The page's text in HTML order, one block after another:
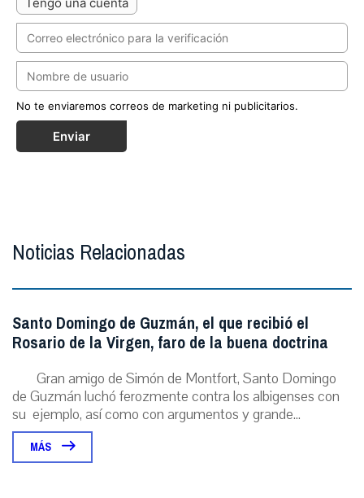
No te enviaremos correos de marketing ni publicitarios.
Enviar
Noticias Relacionadas
Santo Domingo de Guzmán, el que recibió el
Rosario de la Virgen, faro de la buena doctrina
Gran amigo de Simón de Montfort, Santo Domingo
de Guzmán luchó ferozmente contra los albigenses con
su ejemplo, así como con argumentos y grande...
MÁS